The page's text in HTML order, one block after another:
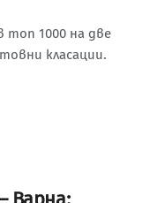
топ 1000 на две
класации.